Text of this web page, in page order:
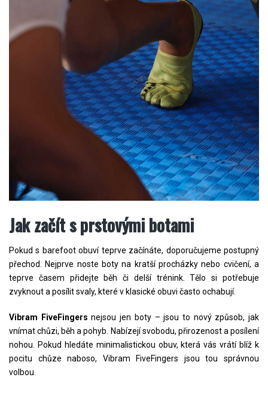
Jak začít s prstovými botami
Pokud s barefoot obuví teprve začínáte, doporučujeme postupný
přechod. Nejprve noste boty na kratší procházky nebo cvičení, a
teprve časem přidejte běh či delší trénink. Tělo si potřebuje
zvyknout a posílit svaly, které v klasické obuvi často ochabují.
Vibram FiveFingers nejsou jen boty – jsou to nový způsob, jak
vnímat chůzi, běh a pohyb. Nabízejí svobodu, přirozenost a posílení
nohou. Pokud hledáte minimalistickou obuv, která vás vrátí blíž k
pocitu chůze naboso, Vibram FiveFingers jsou tou správnou
volbou.